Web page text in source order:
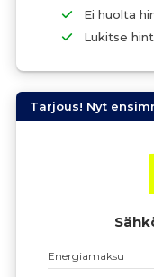
Ei huolta
Lukitse
Tarjous! Nyt
Energiamaksu